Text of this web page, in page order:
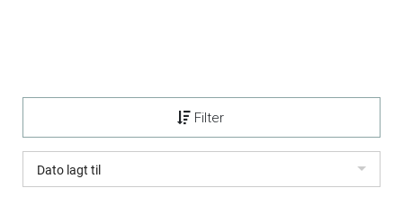
Filter
Dato lagt til